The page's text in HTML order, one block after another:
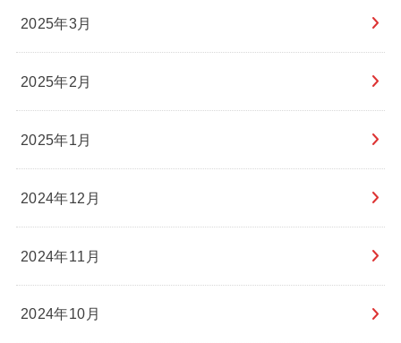
2025年3月
2025年2月
2025年1月
2024年12月
2024年11月
2024年10月